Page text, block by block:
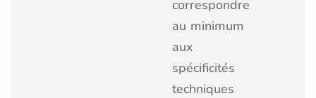
correspondre
au minimum
aux
spécificités
techniques